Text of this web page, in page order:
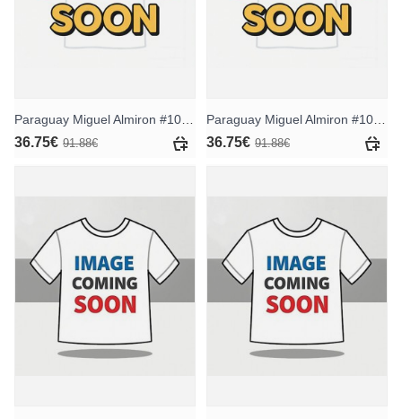
36.75€ 91.88€ 36.75€ 91.88€